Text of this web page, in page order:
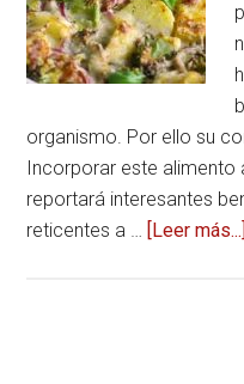
organismo. Por ello su
Incorporar este alimento
reportará interesantes
reticentes a … [Leer más...]